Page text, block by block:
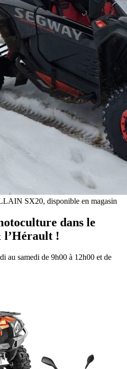
SX20, disponible en magasin
dans le
l’Hérault !
au samedi de 9h00 à 12h00 et de